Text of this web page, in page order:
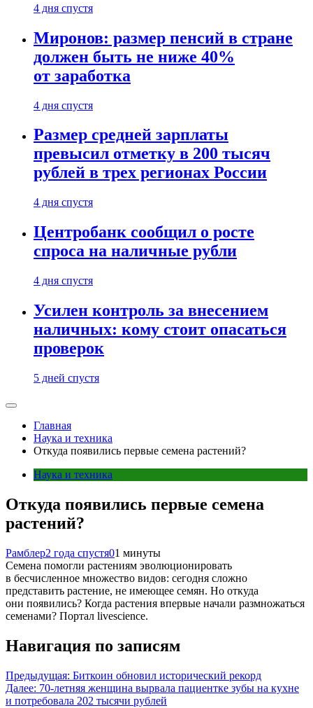
4 дня спустя
Миронов: размер пенсий в стране
должен быть не ниже 40%
от заработка
4 дня спустя
Размер средней зарплаты
превысил отметку в 200 тысяч
рублей в трех регионах России
4 дня спустя
Центробанк сообщил о росте
спроса на наличные рубли
4 дня спустя
Усилен контроль за внесением
наличных: кому стоит опасаться
проверок
5 дней спустя
Главная
Наука и техника
Откуда появились первые семена растений?
Наука и техника
Откуда появились первые семена
растений?
Рамблер2 года спустя01 минуты
Семена помогли растениям эволюционировать
в бесчисленное множество видов: сегодня сложно
представить растение, не имеющее семян. Но откуда
они появились? Когда растения впервые начали размножаться
семенами? Портал livescience.
Навигация по записям
Предыдущая: Биткоин обновил исторический рекорд
Далее: 70-летняя женщина вырвала пациентке зубы на кухне
и потребовала 202 тысячи рублей